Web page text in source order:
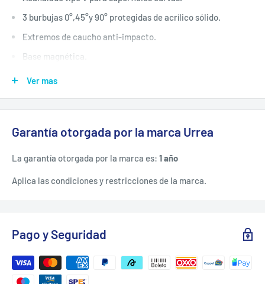
3 burbujas 0°,45°y 90° protegidas de acrílico sólido.
Extremos de caucho anti-impacto.
Base magnética.
ESPECIFICACIONES TÉCNICAS.
Precisión: 0.001 Pulg
Tipo: Magnético
Tipo De Nivelación: 3 Burbujas De 0°, 45°, 90°
Ver mas
Garantía otorgada por la marca Urrea
La garantía otorgada por la marca es: 1 año
Aplica las condiciones y restricciones de la marca.
Pago y Seguridad